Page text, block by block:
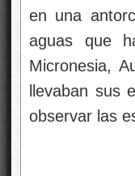
en una
aguas que
Micronesia,
llevaban sus
observar las